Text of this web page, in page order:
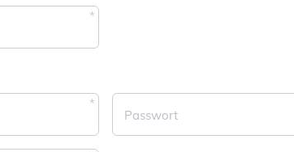
Pflichtfeld
Passwort